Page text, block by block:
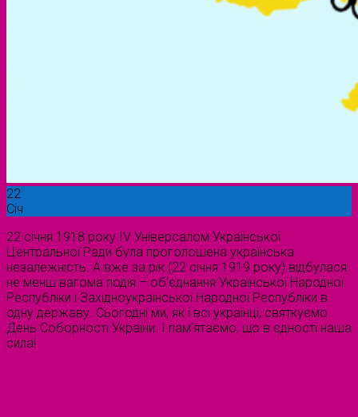
22
Січ
22 січня 1918 року IV Універсалом Української
Центральної Ради була проголошена українська
незалежність. А вже за рік (22 січня 1919 року) відбулася
не менш вагома подія – об’єднання Української Народної
Республіки і Західноукраїнської Народної Республіки в
одну державу. Сьогодні ми, як і всі українці, святкуємо
День Соборності України. І пам’ятаємо, що в єдності наша
сила!